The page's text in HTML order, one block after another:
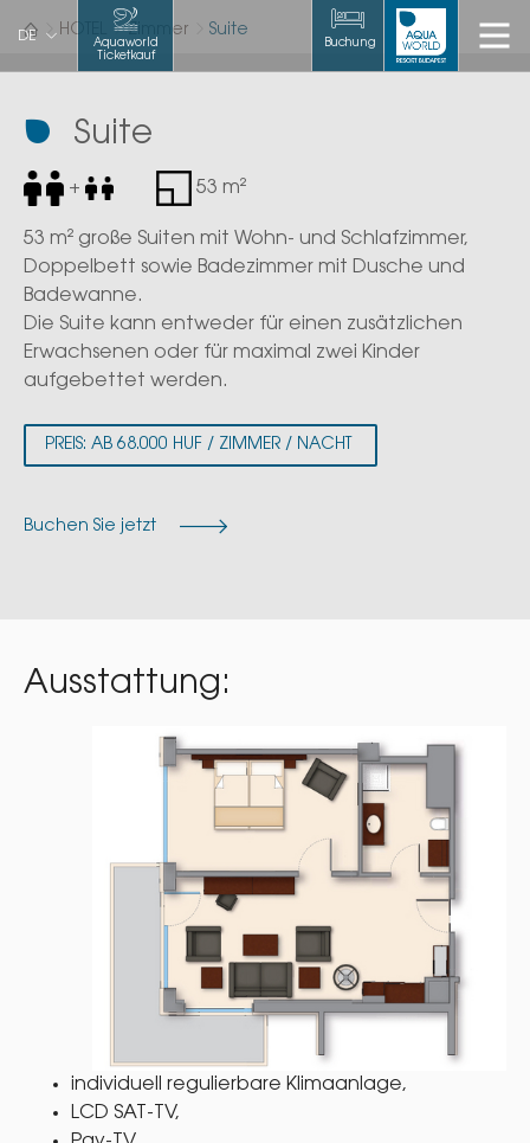
Aquaworld
Ticketkauf
DE Buchung
HOTEL Zimmer Suite
Suite
+ 53 m²
53 m² große Suiten mit Wohn- und Schlafzimmer,
Doppelbett sowie Badezimmer mit Dusche und
Badewanne.
Die Suite kann entweder für einen zusätzlichen
Erwachsenen oder für maximal zwei Kinder
aufgebettet werden.
PREIS: AB 68.000 HUF / ZIMMER / NACHT
Buchen Sie jetzt
Ausstattung:
individuell regulierbare Klimaanlage,
LCD SAT-TV,